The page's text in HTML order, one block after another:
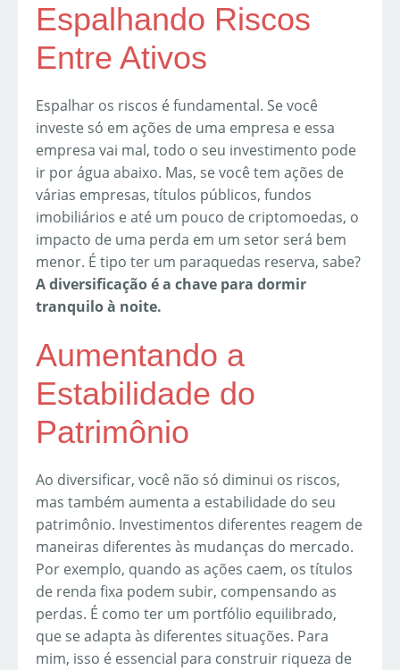
Espalhando Riscos
Entre Ativos
Espalhar os riscos é fundamental. Se você
investe só em ações de uma empresa e essa
empresa vai mal, todo o seu investimento pode
ir por água abaixo. Mas, se você tem ações de
várias empresas, títulos públicos, fundos
imobiliários e até um pouco de criptomoedas, o
impacto de uma perda em um setor será bem
menor. É tipo ter um paraquedas reserva, sabe?
A diversificação é a chave para dormir
tranquilo à noite.
Aumentando a
Estabilidade do
Patrimônio
Ao diversificar, você não só diminui os riscos,
mas também aumenta a estabilidade do seu
patrimônio. Investimentos diferentes reagem de
maneiras diferentes às mudanças do mercado.
Por exemplo, quando as ações caem, os títulos
de renda fixa podem subir, compensando as
perdas. É como ter um portfólio equilibrado,
que se adapta às diferentes situações. Para
mim, isso é essencial para construir riqueza de